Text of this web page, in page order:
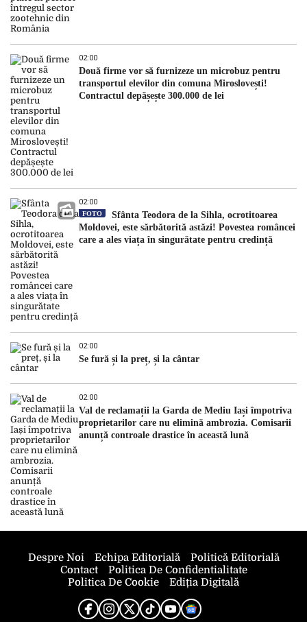
02:00
Două firme vor să furnizeze un microbuz pentru
transportul elevilor din comuna Miroslovești!
Contractul depășește 300.000 de lei
02:00
FOTO
Sfânta Teodora de la Sihla, ocrotitoarea
Moldovei, este sărbătorită astăzi! Povestea româncei
care a ales viața în singurătate pentru credință
02:00
Se fură și la preț, și la cântar
02:00
Val de reclamații la Garda de Mediu Iași împotriva
proprietarilor care nu elimină ambrozia. Comisarii
anunță controale drastice în această lună
Despre Noi Echipa Editorială
Politică Editorială
Contact
Politica De Confidentialitate
Politica De Cookie
Ediția Digitală